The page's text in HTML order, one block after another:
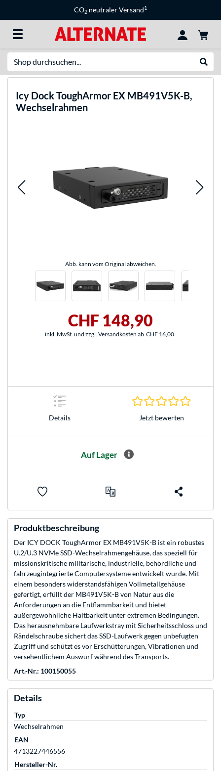
CO2 neutraler Versand1
Icy DockToughArmor EX MB491V5K-B,
Wechselrahmen
Abb. kann vom Original abweichen.
CHF 148,90
inkl. MwSt. und zzgl. Versandkosten ab CHF 16,00
Details Jetzt bewerten
Auf Lager
Produktbeschreibung
Der ICY DOCK ToughArmor EX MB491V5K-B ist ein robustes
U.2/U.3 NVMe SSD-Wechselrahmengehäuse, das speziell für
missionskritische militärische, industrielle, behördliche und
fahrzeugintegrierte Computersysteme entwickelt wurde. Mit
einem besonders widerstandsfähigen Vollmetallgehäuse
gefertigt, erfüllt der MB491V5K-B von Natur aus die
Anforderungen an die Entflammbarkeit und bietet
außergewöhnliche Haltbarkeit unter extremen Bedingungen.
Das herausnehmbare Laufwerkstray mit Sicherheitsschloss und
Rändelschraube sichert das SSD-Laufwerk gegen unbefugten
Zugriff und schützt es vor Erschütterungen, Vibrationen und
versehentlichem Auswurf während des Transports.
Art.-Nr.: 100150055
Details
Typ
Wechselrahmen
EAN
4713227446556
Hersteller-Nr.